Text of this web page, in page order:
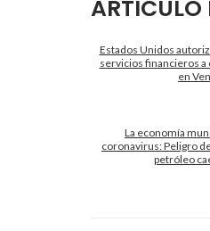
ARTÍCULO
Estados Unidos
servicios financieros
en
La economía
coronavirus: Peligro
petróleo